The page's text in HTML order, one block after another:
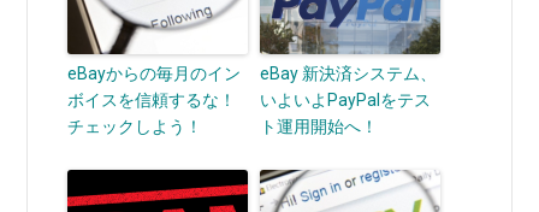
eBayからの毎月のイン
ボイスを信頼するな！
チェックしよう！
eBay 新決済システム、
いよいよPayPalをテス
ト運用開始へ！